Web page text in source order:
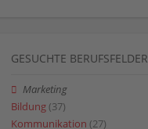
GESUCHTE BERUFSFELDER
Marketing
Bildung (37)
Kommunikation (27)